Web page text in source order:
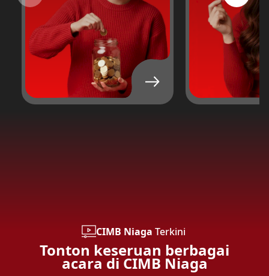
CIMB Niaga Terkini
Tonton keseruan berbagai
acara di CIMB Niaga